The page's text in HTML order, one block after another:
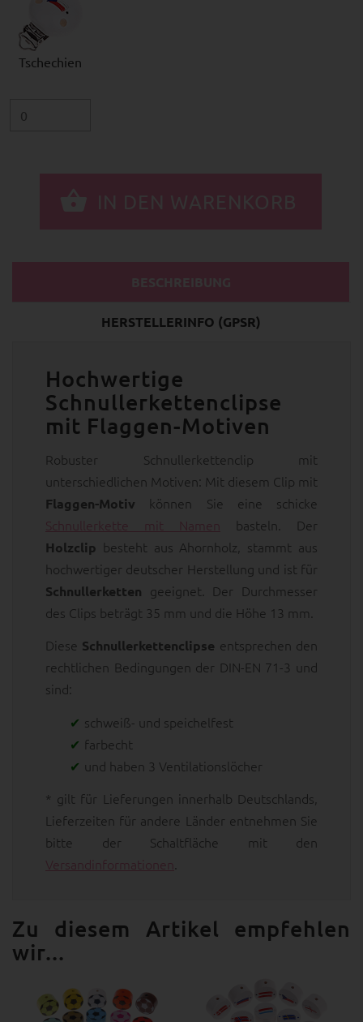
Tschechien
HERSTELLERINFO (GPSR)
Hochwertige
Schnullerkettenclipse
mit Flaggen-Motiven
Robuster Schnullerkettenclip mit
unterschiedlichen Motiven: Mit diesem Clip mit
Flaggen-Motiv können Sie eine schicke
Schnullerkette mit Namen
basteln. Der
Holzclip besteht aus Ahornholz, stammt aus
hochwertiger deutscher Herstellung und ist für
Schnullerketten geeignet. Der Durchmesser
des Clips beträgt 35 mm und die Höhe 13 mm.
Diese Schnullerkettenclipse entsprechen den
rechtlichen Bedingungen der DIN-EN 71-3 und
sind:
schweiß- und speichelfest
farbecht
und haben 3 Ventilationslöcher
* gilt für Lieferungen innerhalb Deutschlands,
Lieferzeiten für andere Länder entnehmen Sie
bitte der Schaltfläche mit den
Versandinformationen
Zu diesem Artikel empfehlen
wir...